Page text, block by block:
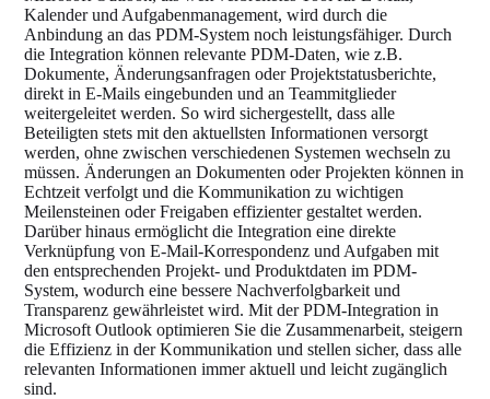
Kalender und Aufgabenmanagement, wird durch die
Anbindung an das PDM-System noch leistungsfähiger. Durch
die Integration können relevante PDM-Daten, wie z.B.
Dokumente, Änderungsanfragen oder Projektstatusberichte,
direkt in E-Mails eingebunden und an Teammitglieder
weitergeleitet werden. So wird sichergestellt, dass alle
Beteiligten stets mit den aktuellsten Informationen versorgt
werden, ohne zwischen verschiedenen Systemen wechseln zu
müssen. Änderungen an Dokumenten oder Projekten können in
Echtzeit verfolgt und die Kommunikation zu wichtigen
Meilensteinen oder Freigaben effizienter gestaltet werden.
Darüber hinaus ermöglicht die Integration eine direkte
Verknüpfung von E-Mail-Korrespondenz und Aufgaben mit
den entsprechenden Projekt- und Produktdaten im PDM-
System, wodurch eine bessere Nachverfolgbarkeit und
Transparenz gewährleistet wird. Mit der PDM-Integration in
Microsoft Outlook optimieren Sie die Zusammenarbeit, steigern
die Effizienz in der Kommunikation und stellen sicher, dass alle
relevanten Informationen immer aktuell und leicht zugänglich
sind.